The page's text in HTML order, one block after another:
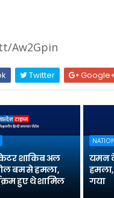
Aw2Gpin
Twitter
शाकिब अल
बम से हमला,
हुए थे शामिल
यमन
हमला,
गया